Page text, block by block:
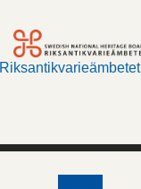
Riksantikvarieämbetet